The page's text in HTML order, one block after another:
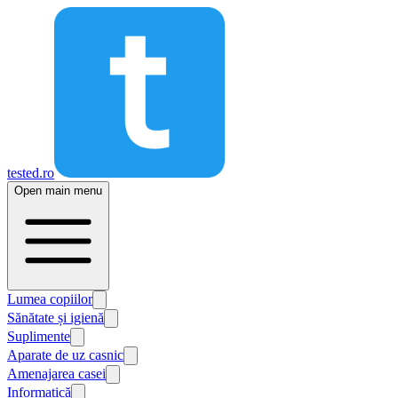
tested.ro
Open main menu
Lumea copiilor
Sănătate și igienă
Suplimente
Aparate de uz casnic
Amenajarea casei
Informatică